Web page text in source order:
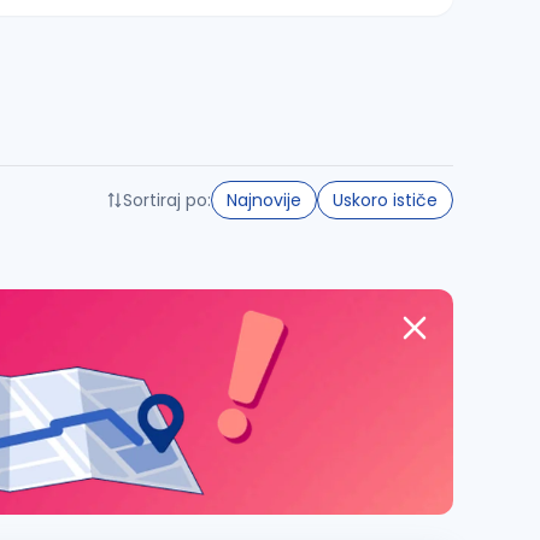
Sortiraj po: Najnovije Uskoro ističe